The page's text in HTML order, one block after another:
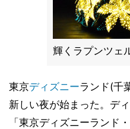
輝くラプンツェ
東京ディズニーランド(千
新しい夜が始まった。デ
「東京ディズニーランド